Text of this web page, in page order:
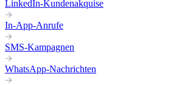
LinkedIn-Kundenakquise
In-App-Anrufe
SMS-Kampagnen
WhatsApp-Nachrichten